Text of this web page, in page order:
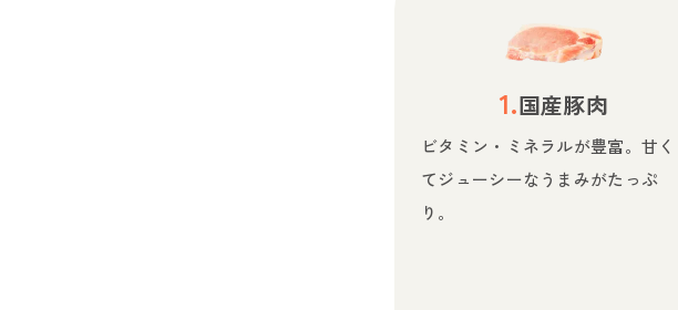
国産豚肉
ビタミン・ミネラルが豊富。甘く
てジューシーなうまみがたっぷ
り。